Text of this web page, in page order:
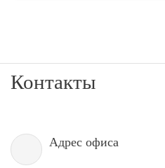
Контакты
Адрес офиса